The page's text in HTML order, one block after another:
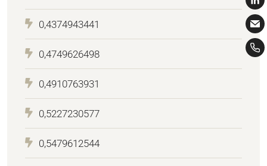
0,4374943441
0,4749626498
0,4910763931
0,5227230577
0,5479612544